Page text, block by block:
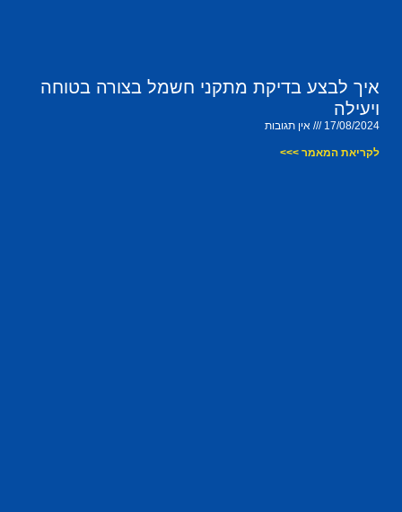
איך לבצע בדיקת מתקני חשמל בצורה בטוחה
ויעילה
17/08/2024 אין תגובות
לקריאת המאמר >>>